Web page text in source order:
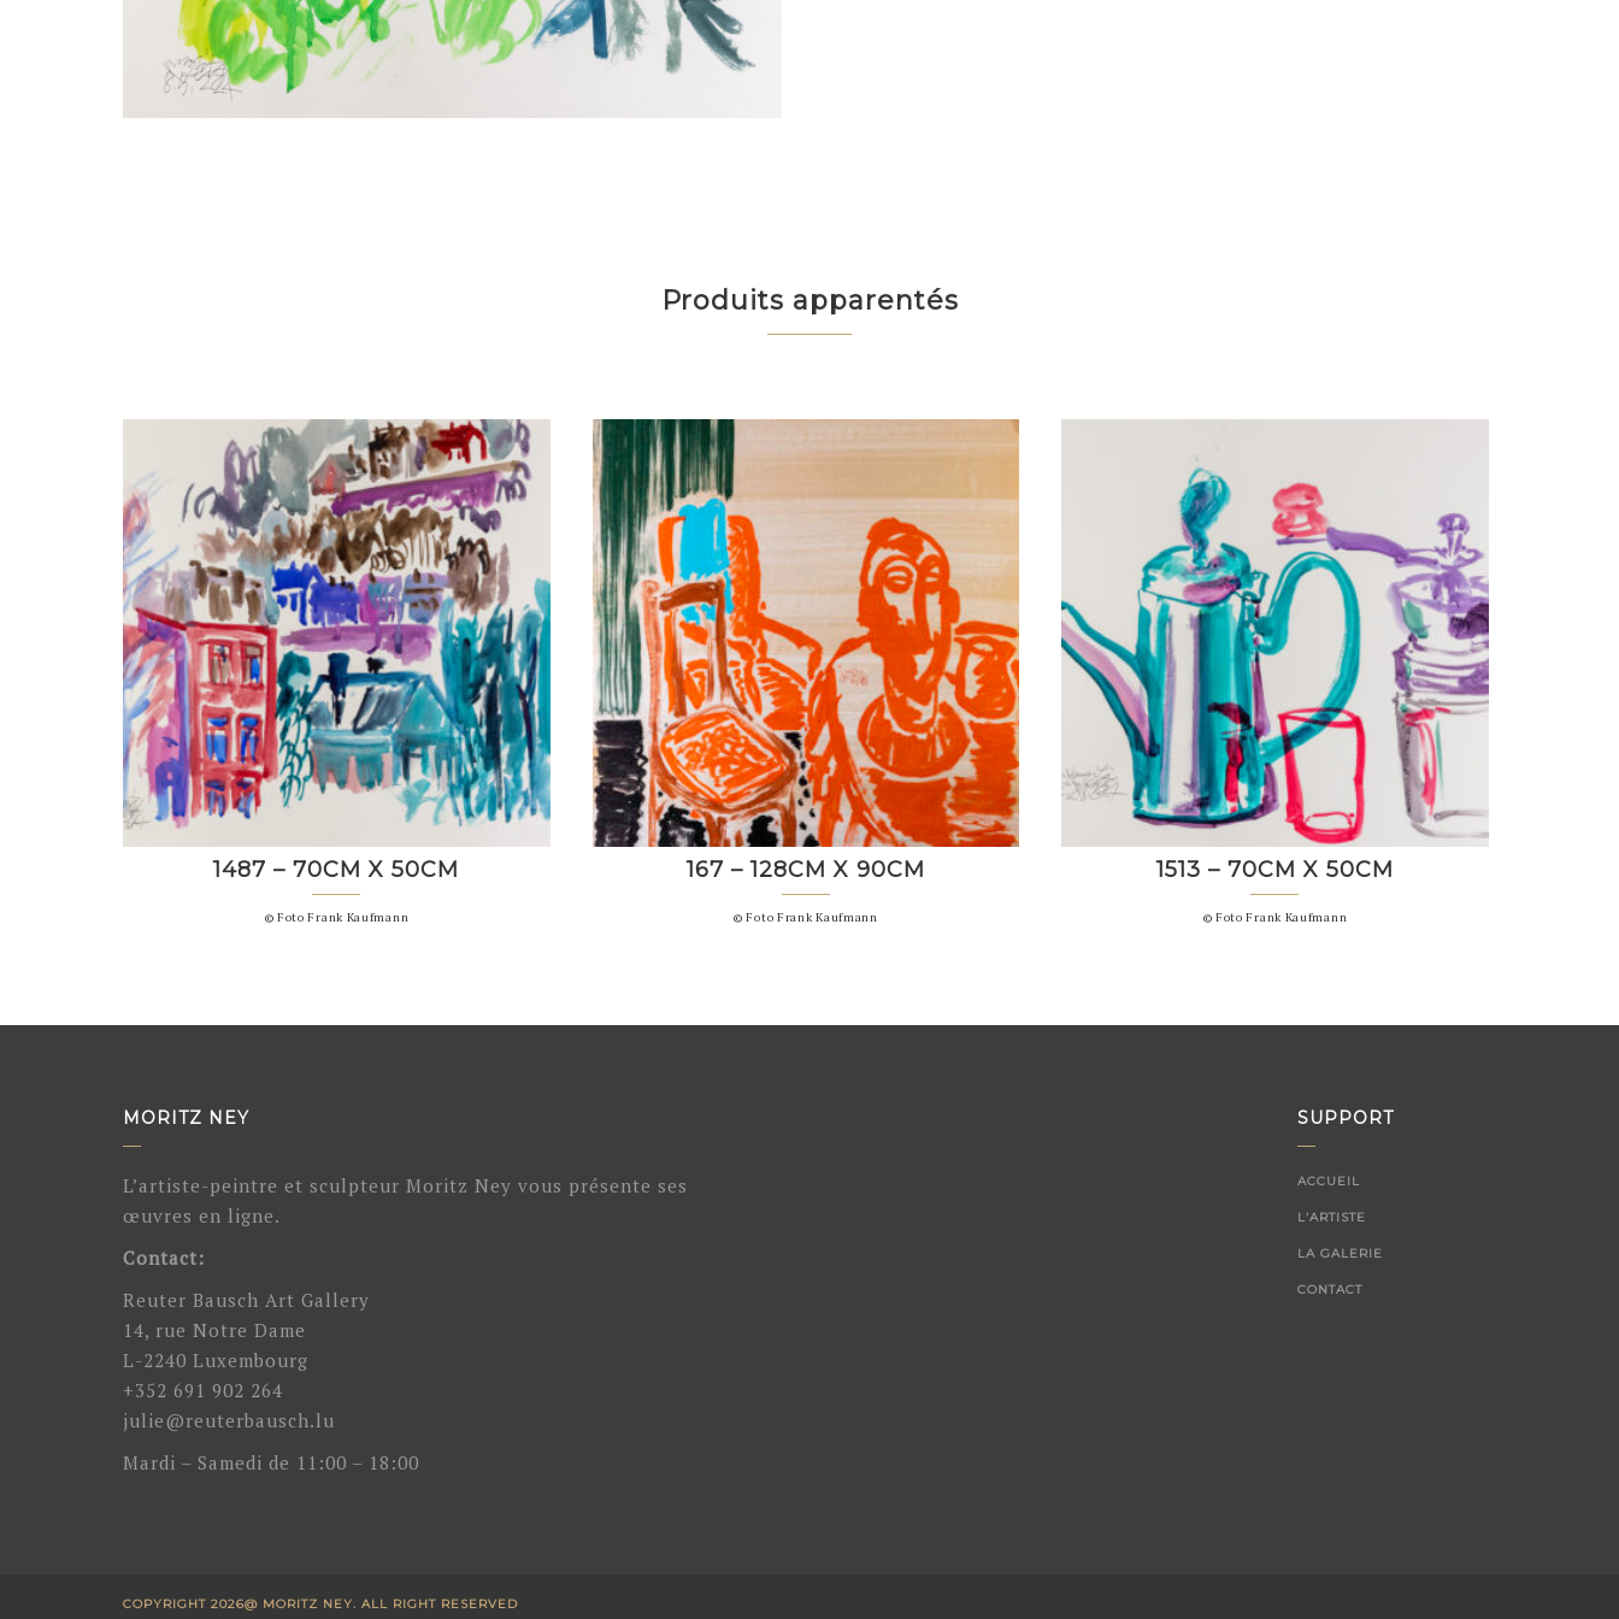
Produits apparentés
1487 – 70CM X 50CM
© Foto Frank Kaufmann
167 – 128CM X 90CM
© Foto Frank Kaufmann
1513 – 70CM X 50CM
© Foto Frank Kaufmann
MORITZ NEY
L’artiste-peintre et sculpteur Moritz Ney vous présente ses
œuvres en ligne.
Contact:
Reuter Bausch Art Gallery
14, rue Notre Dame
L-2240 Luxembourg
+352 691 902 264
julie@reuterbausch.lu
Mardi – Samedi de 11:00 – 18:00
SUPPORT
ACCUEIL
L’ARTISTE
LA GALERIE
CONTACT
COPYRIGHT 2026@ MORITZ NEY. ALL RIGHT RESERVED